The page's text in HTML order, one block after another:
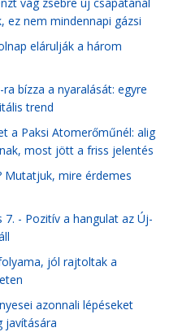
ez nem mindennapi gázsi
elárulják a három
bízza a nyaralását: egyre
trend
a Paksi Atomerőműnél: alig
most jött a friss jelentés
Mutatjuk, mire érdemes
- Pozitív a hangulat az Új-
jól rajtoltak a
azonnali lépéseket
javítására